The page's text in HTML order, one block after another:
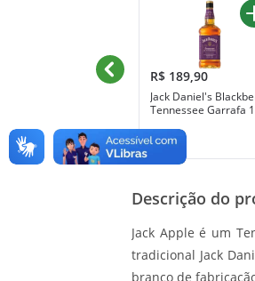
Royal Salute
Malts Blend
700ml
R$ 189,90
Jack Daniel's
Tennessee Garrafa
Descrição do
Jack Apple é um
tradicional Jack
branco de